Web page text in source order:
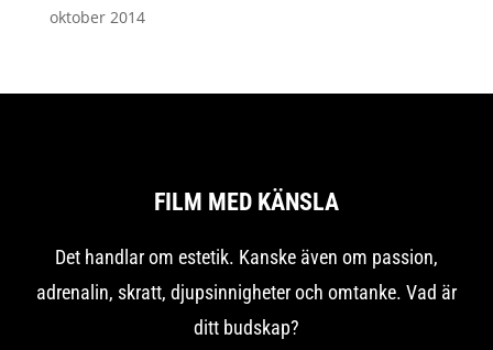
oktober 2014
FILM MED KÄNSLA
Det handlar om estetik. Kanske även om passion,
adrenalin, skratt, djupsinnigheter och omtanke. Vad är
ditt budskap?